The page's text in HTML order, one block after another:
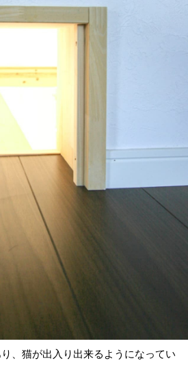
、猫が出入り出来るようになってい